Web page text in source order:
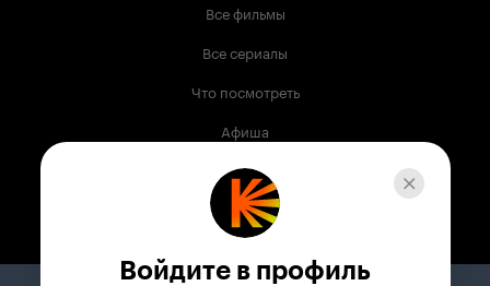
Все фильмы
Все сериалы
Что посмотреть
Афиша
Музыка
Телепрограмма
Войдите в профиль